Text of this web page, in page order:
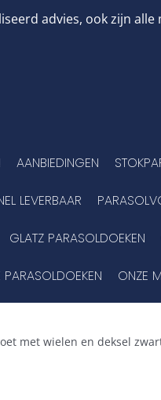
advies, ook zijn
AANBIEDINGEN
LEVERBAAR
GLATZ PARASOLDOEKEN
ONZE
met wielen en deksel